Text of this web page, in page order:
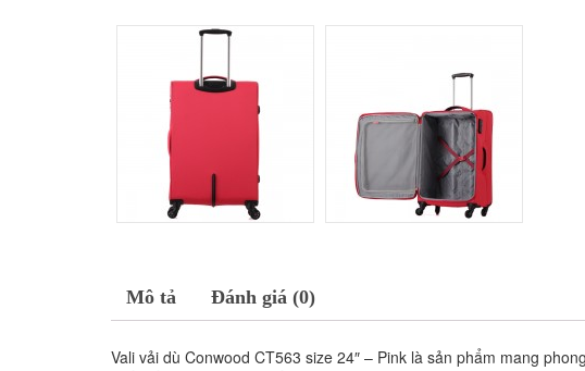
Mô tả Đánh giá (0)
Vali vải dù Conwood CT563 size 24″ – Pink là sản phẩm mang